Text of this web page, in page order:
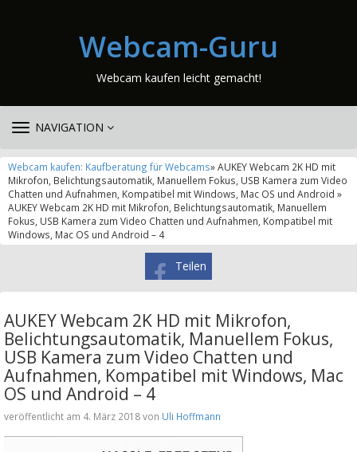
Webcam-Guru
Webcam kaufen leicht gemacht!
TOGGLE
NAVIGATION
Webcam kaufen: Kaufberatung für Webcams» AUKEY Webcam 2K HD mit
Mikrofon, Belichtungsautomatik, Manuellem Fokus, USB Kamera zum Video
Chatten und Aufnahmen, Kompatibel mit Windows, Mac OS und Android »
AUKEY Webcam 2K HD mit Mikrofon, Belichtungsautomatik, Manuellem
Fokus, USB Kamera zum Video Chatten und Aufnahmen, Kompatibel mit
Windows, Mac OS und Android – 4
Teilen
AUKEY Webcam 2K HD mit Mikrofon,
Belichtungsautomatik, Manuellem Fokus,
USB Kamera zum Video Chatten und
Aufnahmen, Kompatibel mit Windows, Mac
OS und Android – 4
veröffentlicht am 4. März 2018 von Uli Hoffmann